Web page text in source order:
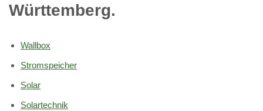
Württemberg.
Wallbox
Stromspeicher
Solar
Solartechnik